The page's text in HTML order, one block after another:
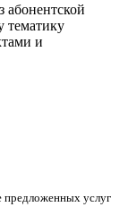
тематику
и
предложенных услуг